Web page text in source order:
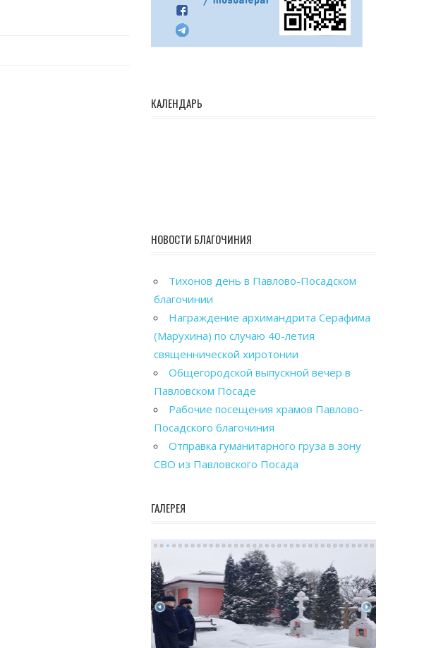
КАЛЕНДАРЬ
НОВОСТИ БЛАГОЧИНИЯ
Тихонов день в Павлово-Посадском
благочинии
Награждение архимандрита Серафима
(Марухина) по случаю 40-летия
священнической хиротонии
Общегородской выпускной вечер в
Павловском Посаде
Рабочие посещения храмов Павлово-
Посадского благочиния
Отправка гуманитарного груза в зону
СВО из Павловского Посада
ГАЛЕРЕЯ